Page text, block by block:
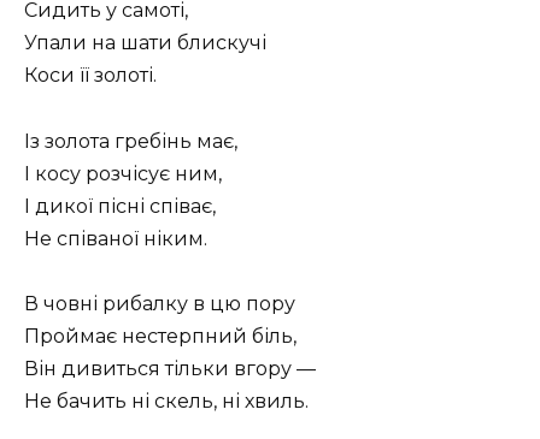
Сидить у самоті,
Упали на шати блискучі
Коси її золоті.
Із золота гребінь має,
I косу розчісує ним,
I дикої пісні співає,
Не співаної ніким.
В човні рибалку в цю пору
Проймає нестерпний біль,
Він дивиться тільки вгору —
Не бачить ні скель, ні хвиль.